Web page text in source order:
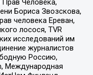
Человека,
Бориса Звозскова,
человека Ереван,
лосося, TVR
исследований им
журналистов
Россию,
Международная